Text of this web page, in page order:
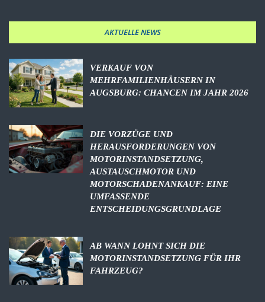
AKTUELLE NEWS
VERKAUF VON
MEHRFAMILIENHÄUSERN IN
AUGSBURG: CHANCEN IM JAHR 2026
DIE VORZÜGE UND
HERAUSFORDERUNGEN VON
MOTORINSTANDSETZUNG,
AUSTAUSCHMOTOR UND
MOTORSCHADENANKAUF: EINE
UMFASSENDE
ENTSCHEIDUNGSGRUNDLAGE
AB WANN LOHNT SICH DIE
MOTORINSTANDSETZUNG FÜR IHR
FAHRZEUG?